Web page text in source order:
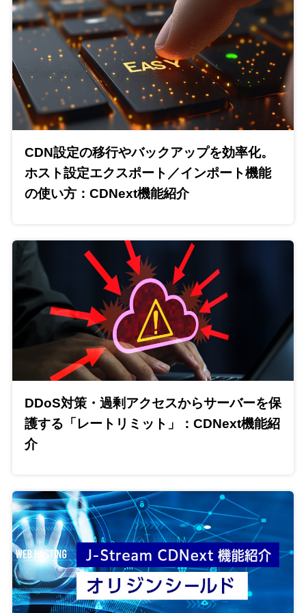
CDN設定の移行やバックアップを効率化。
ホスト設定エクスポート／インポート機能
の使い方：CDNext機能紹介
DDoS対策・過剰アクセスからサーバーを保
護する「レートリミット」：CDNext機能紹
介